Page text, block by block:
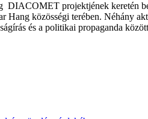
DIACOMET projektjének
közösségi terében. Néhány
és a politikai propaganda